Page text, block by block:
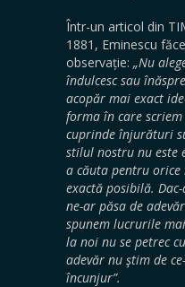
Într-un articol din
1881, Eminescu
observație: „Nu
îndulcesc sau
acopăr mai exact
forma în care
cuprinde înjurături
stilul nostru nu este
a căuta pentru orice
exactă posibilă.
ne-ar păsa de
spunem lucrurile
la noi nu se petrec
adevăr nu ştim de
încunjur”.